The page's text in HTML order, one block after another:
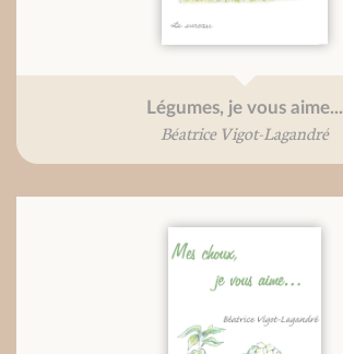
Légumes, je vous aime...
Béatrice Vigot-Lagandré